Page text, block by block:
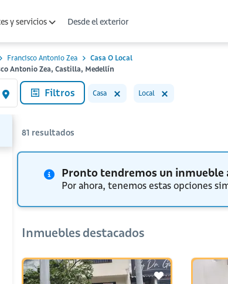
y servicios Desde el exterior
Francisco Antonio Zea
Casa O Local
Antonio Zea, Castilla, Medellín
Filtros Casa Local
81 resultados
Pronto tendremos un inmueble
Por ahora, tenemos estas opciones
Inmuebles destacados